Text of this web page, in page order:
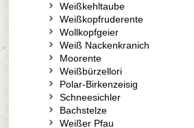
Weißkehltaube
Weißkopfruderente
Wollkopfgeier
Weiß Nackenkranich
Moorente
Weißbürzellori
Polar-Birkenzeisig
Schneesichler
Bachstelze
Weißer Pfau